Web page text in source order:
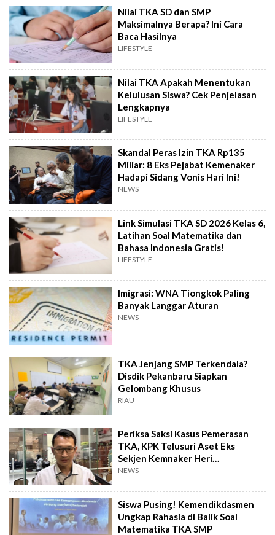
Nilai TKA SD dan SMP
Maksimalnya Berapa? Ini Cara
Baca Hasilnya
LIFESTYLE
Nilai TKA Apakah Menentukan
Kelulusan Siswa? Cek Penjelasan
Lengkapnya
LIFESTYLE
Skandal Peras Izin TKA Rp135
Miliar: 8 Eks Pejabat Kemenaker
Hadapi Sidang Vonis Hari Ini!
NEWS
Link Simulasi TKA SD 2026 Kelas 6,
Latihan Soal Matematika dan
Bahasa Indonesia Gratis!
LIFESTYLE
Imigrasi: WNA Tiongkok Paling
Banyak Langgar Aturan
NEWS
TKA Jenjang SMP Terkendala?
Disdik Pekanbaru Siapkan
Gelombang Khusus
RIAU
Periksa Saksi Kasus Pemerasan
TKA, KPK Telusuri Aset Eks
Sekjen Kemnaker Heri
Sudarmanto
NEWS
Siswa Pusing! Kemendikdasmen
Ungkap Rahasia di Balik Soal
Matematika TKA SMP